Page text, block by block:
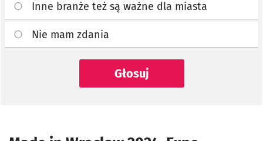
Inne branże też są ważne dla miasta
Nie mam zdania
Głosuj